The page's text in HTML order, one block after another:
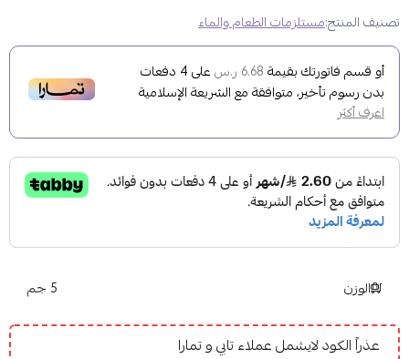
تصنيف المنتج:مستلزمات الطعام والماء
أو قسم فاتورتك بقيمة 6.68 ر.س على4 دفعات
بدون رسوم تأخير، متوافقة مع الشريعة الإسلامية
اعرف أكثر
الوزن 5 جم
عذراً الكود لايشمل عملاء تابي و تمارا